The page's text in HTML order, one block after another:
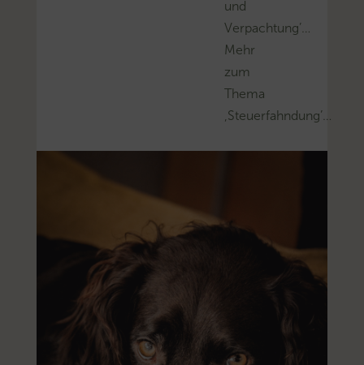
und
Verpachtung’…
Mehr
zum
Thema
‚Steuerfahndung’…